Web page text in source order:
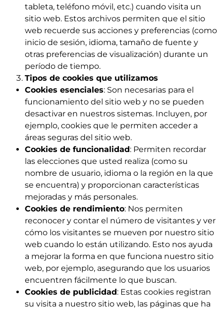
tableta, teléfono móvil, etc.) cuando visita un
sitio web. Estos archivos permiten que el sitio
web recuerde sus acciones y preferencias (como
inicio de sesión, idioma, tamaño de fuente y
otras preferencias de visualización) durante un
período de tiempo.
Tipos de cookies que utilizamos
Cookies esenciales: Son necesarias para el
funcionamiento del sitio web y no se pueden
desactivar en nuestros sistemas. Incluyen, por
ejemplo, cookies que le permiten acceder a
áreas seguras del sitio web.
Cookies de funcionalidad: Permiten recordar
las elecciones que usted realiza (como su
nombre de usuario, idioma o la región en la que
se encuentra) y proporcionan características
mejoradas y más personales.
Cookies de rendimiento: Nos permiten
reconocer y contar el número de visitantes y ver
cómo los visitantes se mueven por nuestro sitio
web cuando lo están utilizando. Esto nos ayuda
a mejorar la forma en que funciona nuestro sitio
web, por ejemplo, asegurando que los usuarios
encuentren fácilmente lo que buscan.
Cookies de publicidad: Estas cookies registran
su visita a nuestro sitio web, las páginas que ha